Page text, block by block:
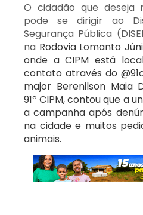
O cidadão que deseja
pode se dirigir ao
Segurança Pública
na Rodovia Lomanto
onde a CIPM está
contato através do
major Berenilson Maia
91ª CIPM,contouque a
a campanha após
na cidade e muitos
animais.